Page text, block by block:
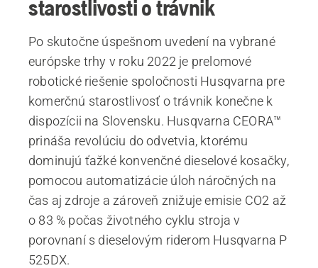
starostlivosti o trávnik
Po skutočne úspešnom uvedení na vybrané
európske trhy v roku 2022 je prelomové
robotické riešenie spoločnosti Husqvarna pre
komerčnú starostlivosť o trávnik konečne k
dispozícii na Slovensku. Husqvarna CEORA™
prináša revolúciu do odvetvia, ktorému
dominujú ťažké konvenčné dieselové kosačky,
pomocou automatizácie úloh náročných na
čas aj zdroje a zároveň znižuje emisie CO2 až
o 83 % počas životného cyklu stroja v
porovnaní s dieselovým riderom Husqvarna P
525DX.